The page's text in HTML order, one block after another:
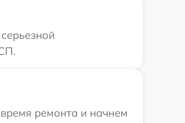
ремонта и начнем